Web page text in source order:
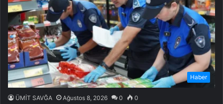
Haber
ÜMİT SAVĞA Ağustos 8, 2026 0 0